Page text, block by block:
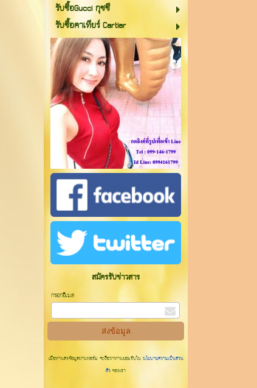
รับซื้อGucci กุชชี
รับซื้อคาเทียร์ Cartier
สมัครรับข่าวสาร
กรอกอีเมล
เมื่อท่านส่งข้อมูลผ่านฟอร์ม จะถือว่าท่านยอมรับในนโยบายความเป็นส่วน
ตัวของเรา